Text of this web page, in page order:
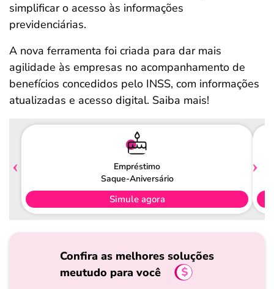
simplificar o acesso às informações
previdenciárias.
A nova ferramenta foi criada para dar mais
agilidade às empresas no acompanhamento de
benefícios concedidos pelo INSS, com informações
atualizadas e acesso digital. Saiba mais!
Empréstimo
Saque-Aniversário
Simule agora
Confira as melhores soluções
meutudo para você